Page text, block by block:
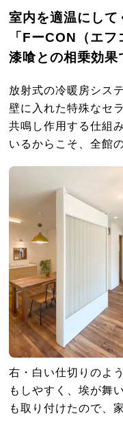
室内を適温にして
「FーCON（エ
漆喰との相乗効果
放射式の冷暖房シス
壁に入れた特殊なセ
共鳴し作用する仕組
いるからこそ、全館
右・白い仕切りのよ
もしやすく、埃が舞
も取り付けたので、